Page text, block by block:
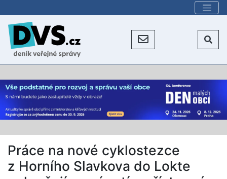
Práce na nové cyklostezce
z Horního Slavkova do Lokte